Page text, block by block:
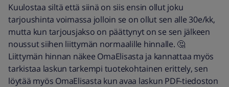
Kuulostaa siltä että siinä on siis ensin ollut joku
tarjoushinta voimassa jolloin se on ollut sen alle 30e/kk,
mutta kun tarjousjakso on päättynyt on se sen jälkeen
noussut siihen liittymän normaalille hinnalle. 🤔
Liittymän hinnan näkee OmaElisasta ja kannattaa myös
tarkistaa laskun tarkempi tuotekohtainen erittely, sen
löytää myös OmaElisasta kun avaa laskun PDF-tiedoston